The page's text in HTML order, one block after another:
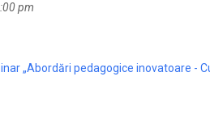
pm
„Abordări pedagogice inovatoare -